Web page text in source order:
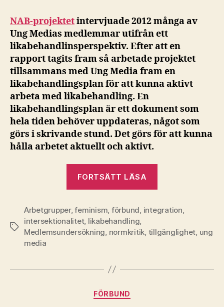
NAB-projektetintervjuade 2012 många av
Ung Medias medlemmar utifrån ett
likabehandlinsperspektiv. Efter att en
rapport tagits fram så arbetade projektet
tillsammans med Ung Media fram en
likabehandlingsplan för att kunna aktivt
arbeta med likabehandling. En
likabehandlingsplan är ett dokument som
hela tiden behöver uppdateras, något som
görs i skrivande stund. Det görs för att kunna
hålla arbetet aktuellt och aktivt.
FORTSÄTT LÄSA
2015/2016”
Etiketter
Arbetgrupper,feminism, förbund, integration,
intersektionalitet, likabehandling,
Medlemsundersökning, normkritik, tillgänglighet, ung
media
Kategorier
FÖRBUND